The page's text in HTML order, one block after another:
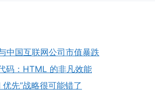
中国互联网公司市值暴跌
码：HTML 的非凡效能
优先”战略很可能错了